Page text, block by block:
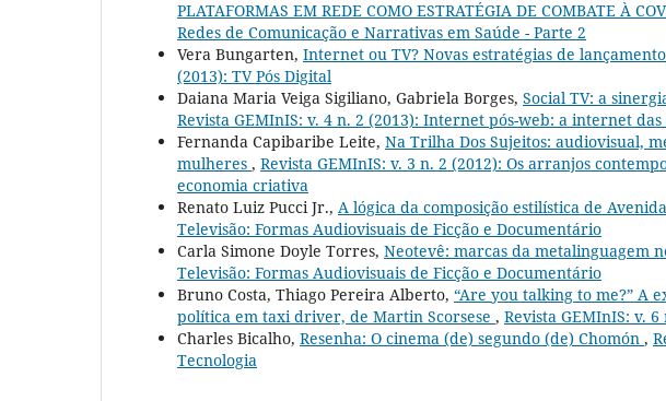
PLATAFORMAS EM REDE COMO ESTRATÉGIA DE COMBATE À
Redes de Comunicação e Narrativas em Saúde - Parte 2
Vera Bungarten, Internet ou TV? Novas estratégias de
(2013): TV Pós Digital
Daiana Maria Veiga Sigiliano, Gabriela Borges, Social TV: a
Revista GEMInIS: v. 4 n. 2 (2013): Internet pós-web: a internet das
Fernanda Capibaribe Leite, Na Trilha Dos Sujeitos: audiovisual,
mulheres , Revista GEMInIS: v. 3 n. 2 (2012): Os arranjos
economia criativa
Renato Luiz Pucci Jr., A lógica da composição estilística de
Televisão: Formas Audiovisuais de Ficção e Documentário
Carla Simone Doyle Torres, Neotevê: marcas da metalinguagem
Televisão: Formas Audiovisuais de Ficção e Documentário
Bruno Costa, Thiago Pereira Alberto, “Are you talking to me?” A
política em taxi driver, de Martin Scorsese , Revista GEMInIS: v.
Charles Bicalho, Resenha: O cinema (de) segundo (de) Chomón ,
Tecnologia